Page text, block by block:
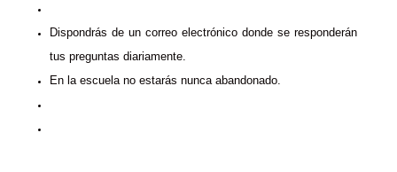
Dispondrás de un correo electrónico donde se responderán
tus preguntas diariamente.
En la escuela no estarás nunca abandonado.